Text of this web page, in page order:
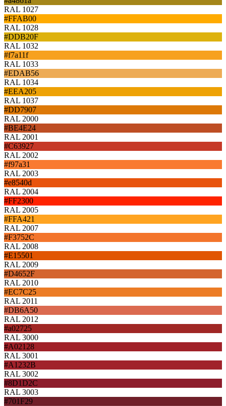
RAL 1027
#FFAB00
RAL 1028
#DDB20F
RAL 1032
#f7a11f
RAL 1033
#EDAB56
RAL 1034
#EEA205
RAL 1037
#DD7907
RAL 2000
#BE4E24
RAL 2001
#C63927
RAL 2002
#f97a31
RAL 2003
#e8540d
RAL 2004
#FF2300
RAL 2005
#FFA421
RAL 2007
#F3752C
RAL 2008
#E15501
RAL 2009
#D4652F
RAL 2010
#EC7C25
RAL 2011
#DB6A50
RAL 2012
#a02725
RAL 3000
#A02128
RAL 3001
#A1232B
RAL 3002
#8D1D2C
RAL 3003
#701F29